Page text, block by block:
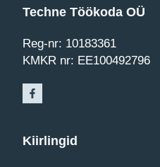
Techne Töökoda OÜ
Reg-nr: 10183361
KMKR nr: EE100492796
Kiirlingid